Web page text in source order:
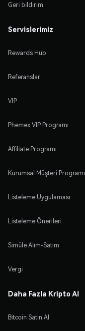
Geri bildirim
Servislerimiz
Rewards Hub
Referanslar
VIP
Phemex VIP Programı
Affiliate Programı
Kurumsal Müşteri Programı
Listeleme Uygulaması
Listeleme Önerileri
Simüle Alım-Satım
Vergi
Daha Fazla Kripto Al
Bitcoin Satın Al